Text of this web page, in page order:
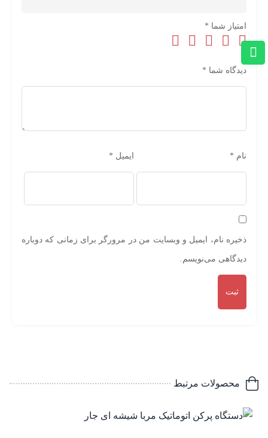
امتیاز شما *
دیدگاه شما *
نام * ایمیل *
ذخیره نام، ایمیل و وبسایت من در مرورگر برای زمانی که دوباره
دیدگاهی می‌نویسم.
محصولات مرتبط